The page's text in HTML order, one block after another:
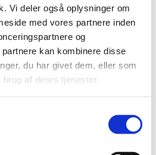
Vi deler også oplysninger om
med vores partnere inden
og
kan kombinere disse
du har givet dem, eller som
af deres tjenester.